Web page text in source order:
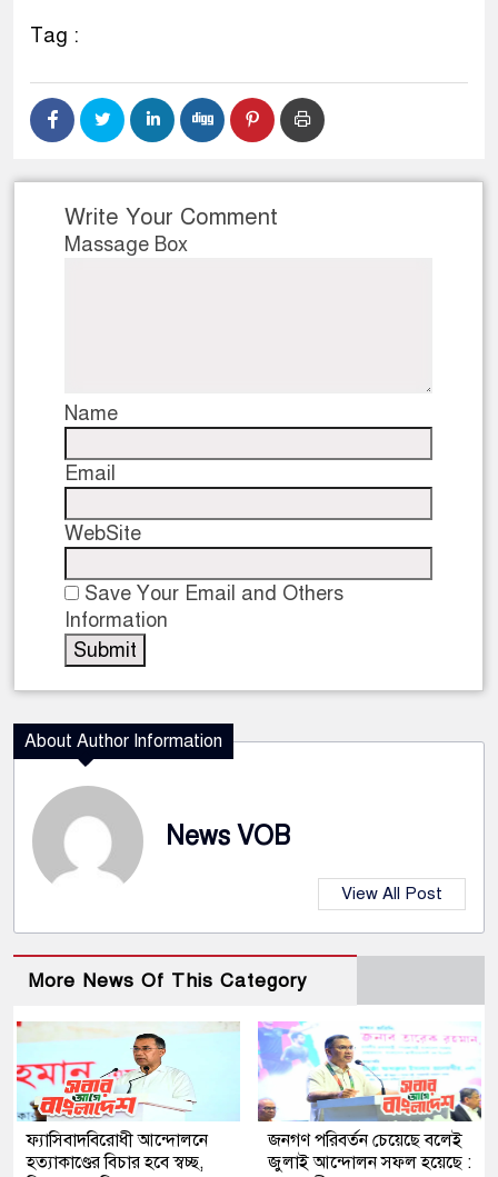
Tag :
Write Your Comment
Massage Box
Name
Email
WebSite
Save Your Email and Others
Information
About Author Information
News VOB
View All Post
More News Of This Category
ফ্যাসিবাদবিরোধী আন্দোলনে
হত্যাকাণ্ডের বিচার হবে স্বচ্ছ,
জনগণ পরিবর্তন চেয়েছে বলেই
জুলাই আন্দোলন সফল হয়েছে :